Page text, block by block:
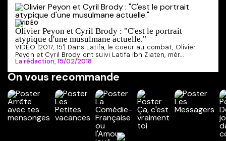
VIDÉO
Olivier Peyon et Cyril Brody : "C'est le portrait
atypique d'une musulmane actuelle."
VIDEO |2017, 15'| Dans Latifa, le coeur au combat, Olivier
Peyon et Cyril Brody ont suivi Latifa Ibn Ziaten, mèr...
La rédaction, 15/02/2018
On vous recommande